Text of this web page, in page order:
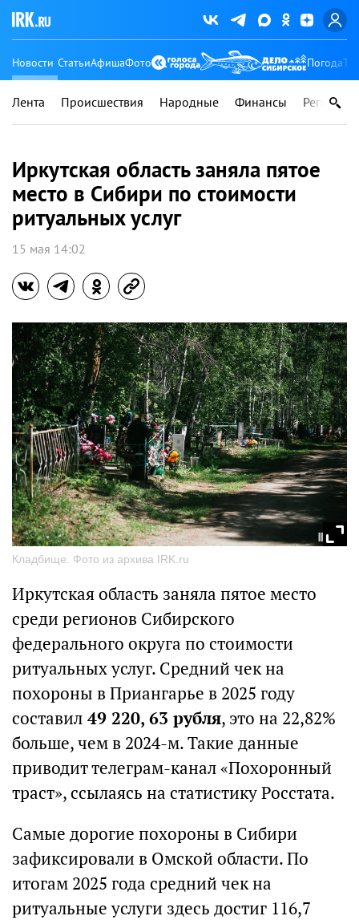
Новости СтатьиАфишаФото Погода
Лента Происшествия Народные Финансы Регионы
Иркутская область заняла пятое
место в Сибири по стоимости
ритуальных услуг
15 мая 14:02
Кладбище. Фото из архива IRK.ru
Иркутская область заняла пятое место
среди регионов Сибирского
федерального округа по стоимости
ритуальных услуг. Средний чек на
похороны в Приангарье в 2025 году
составил 49 220, 63 рубля, это на 22,82%
больше, чем в 2024-м. Такие данные
приводит телеграм-канал «Похоронный
траст», ссылаясь на статистику Росстата.
Самые дорогие похороны в Сибири
зафиксировали в Омской области. По
итогам 2025 года средний чек на
ритуальные услуги здесь достиг 116,7